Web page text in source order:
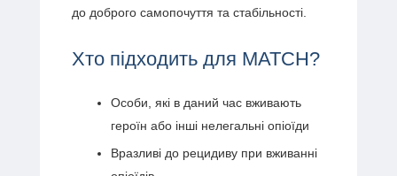
до доброго самопочуття та стабільності.
Хто підходить для MATCH?
Особи, які в даний час вживають
героїн або інші нелегальні опіоїди
Вразливі до рецидиву при вживанні